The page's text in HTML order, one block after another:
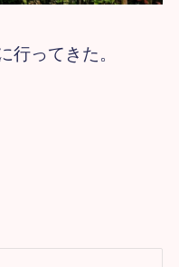
行ってきた。